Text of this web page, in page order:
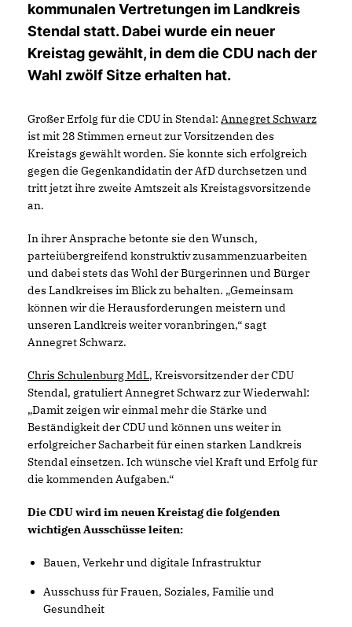
kommunalen Vertretungen im Landkreis
Stendal statt. Dabei wurde ein neuer
Kreistag gewählt, in dem die CDU nach der
Wahl zwölf Sitze erhalten hat.
Großer Erfolg für die CDU in Stendal: Annegret Schwarz
ist mit 28 Stimmen erneut zur Vorsitzenden des
Kreistags gewählt worden. Sie konnte sich erfolgreich
gegen die Gegenkandidatin der AfD durchsetzen und
tritt jetzt ihre zweite Amtszeit als Kreistagsvorsitzende
an.
In ihrer Ansprache betonte sie den Wunsch,
parteiübergreifend konstruktiv zusammenzuarbeiten
und dabei stets das Wohl der Bürgerinnen und Bürger
des Landkreises im Blick zu behalten. „Gemeinsam
können wir die Herausforderungen meistern und
unseren Landkreis weiter voranbringen,“ sagt
Annegret Schwarz.
Chris Schulenburg MdL, Kreisvorsitzender der CDU
Stendal, gratuliert Annegret Schwarz zur Wiederwahl:
Damit zeigen wir einmal mehr die Stärke und
Beständigkeit der CDU und können uns weiter in
erfolgreicher Sacharbeit für einen starken Landkreis
Stendal einsetzen. Ich wünsche viel Kraft und Erfolg für
die kommenden Aufgaben.“
Die CDU wird im neuen Kreistag die folgenden
wichtigen Ausschüsse leiten:
Bauen, Verkehr und digitale Infrastruktur
Ausschuss für Frauen, Soziales, Familie und
Gesundheit